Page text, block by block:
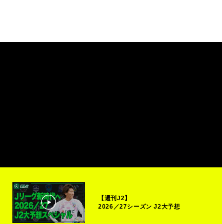
【週刊J2】
2026／27シーズン J2大予想